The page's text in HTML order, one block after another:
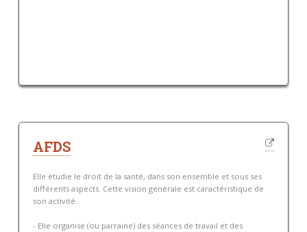
AFDS
Elle étudie le droit de la santé, dans son ensemble et sous ses
différents aspects. Cette vision générale est caractéristique de
son activité.
- Elle organise (ou parraine) des séances de travail et des